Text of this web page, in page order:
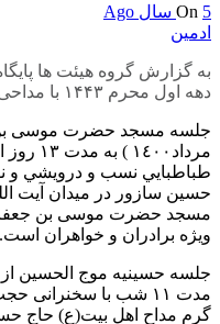
On 5 سال Ago
ادمین
به گزارش گروه هیئت ها
دهه اول محرم ۱۴۴۳ با مداحی حاج حسین سازور اعلام شد.
طباطبايي نسب و درويشي و
حسین سازور در میدان آیت
مسجد حضرت موسی بن
ویژه برادران و خواهران است.
مدت ۱۱ شب با
گرم مداح اهل بیت(ع) حاج